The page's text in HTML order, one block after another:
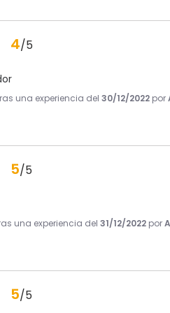
4/5
una experiencia del30/12/2022 por
5/5
una experiencia del31/12/2022 por
5/5